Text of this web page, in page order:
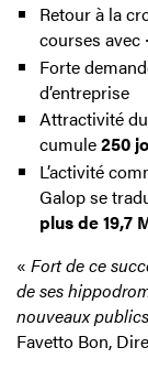
Retour à la
courses avec
Forte
d’entreprise
Attractivité
cumule250
L’activité
Galop se
plus de 19,7
« Fort de ce
de ses
nouveaux
Favetto Bon,